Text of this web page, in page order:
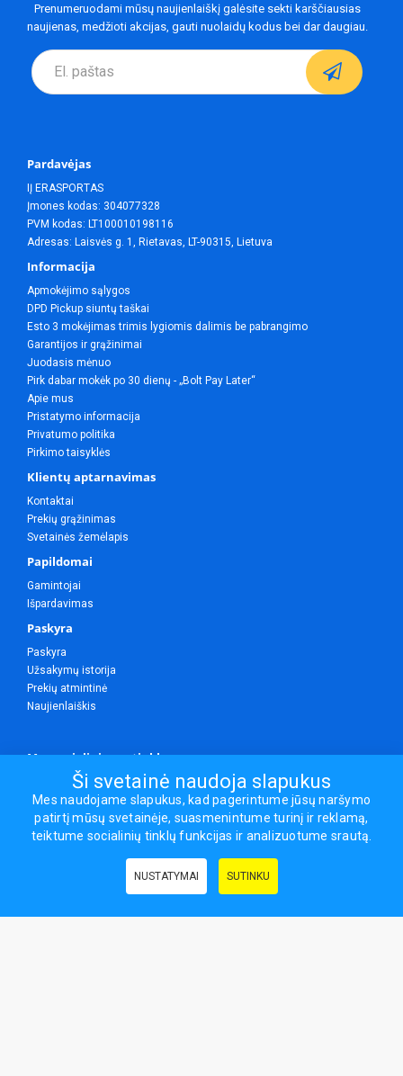
Prenumeruodami mūsų naujienlaiškį galėsite sekti karščiausias
naujienas, medžioti akcijas, gauti nuolaidų kodus bei dar daugiau.
Pardavėjas
IĮ ERASPORTAS
Įmones kodas: 304077328
PVM kodas: LT100010198116
Adresas: Laisvės g. 1, Rietavas, LT-90315, Lietuva
Informacija
Apmokėjimo sąlygos
DPD Pickup siuntų taškai
Esto 3 mokėjimas trimis lygiomis dalimis be pabrangimo
Garantijos ir grąžinimai
Juodasis mėnuo
Pirk dabar mokėk po 30 dienų - „Bolt Pay Later“
Apie mus
Pristatymo informacija
Privatumo politika
Pirkimo taisyklės
Klientų aptarnavimas
Kontaktai
Prekių grąžinimas
Svetainės žemėlapis
Papildomai
Gamintojai
Išpardavimas
Paskyra
Paskyra
Užsakymų istorija
Prekių atmintinė
Naujienlaiškis
Mes socialiniuose tinkluose
Visos teisės saugomos.
Sporto ir laisvalaikio prekės, maisto papildai - erasportas.lt © 2026
Ši svetainė naudoja slapukus
Mes naudojame slapukus, kad pagerintume jūsų naršymo
patirtį mūsų svetainėje, suasmenintume turinį ir reklamą,
teiktume socialinių tinklų funkcijas ir analizuotume srautą.
NUSTATYMAI SUTINKU